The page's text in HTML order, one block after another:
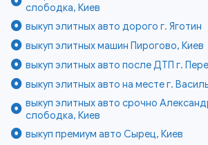
слободка, Киев
выкуп элитных авто дорого г. Яготин
выкуп элитных машин Пирогово, Киев
выкуп элитных авто после ДТП г.
выкуп элитных авто на месте г.
выкуп элитных авто срочно
слободка, Киев
выкуп премиум авто Сырец, Киев